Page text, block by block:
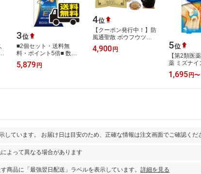
3位
■2個セット・送料無
料・ポイント5倍■ 数量
限定！ローカスタEX
180カプセル【第3類医
5,879 円
4位
【クーポン発行中！】防
風通聖散 ボウフウツウ
ショウサン 薬局製剤 10
日分 10包漢方薬 煎じ薬
4,900円 5位
【第2類医
薬 ミズナイ
附湯 60錠
個/3個セッ
1,695 円〜
ています。 お届け日は目安のため、正確な情報は注文画面でご確認くだ
よって異なる場合があります
商品に「最強翌日配送」ラベルを表示しています。 詳細を見る